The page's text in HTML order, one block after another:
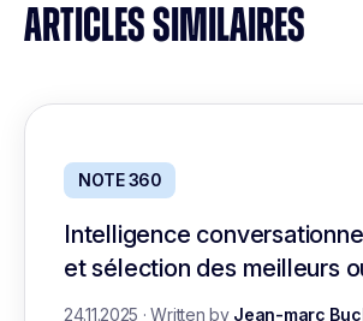
ARTICLES SIMILAIRES
NOTE 360
Intelligence
et sélection des meilleurs
24.11.2025 ·Written by Jean-marc